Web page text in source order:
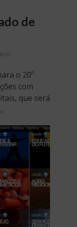
de
o 20º
com
que será